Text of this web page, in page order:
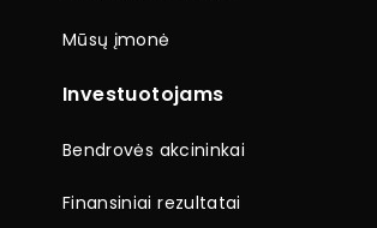
Mūsų įmonė
Investuotojams
Bendrovės akcininkai
Finansiniai rezultatai